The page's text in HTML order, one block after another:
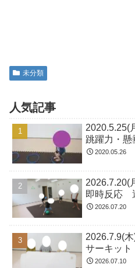
未分類
人気記事
跳躍力・懸
2020.05.26
即時反応
2026.07.20
2026.7.9(
サーキッ
2026.07.10